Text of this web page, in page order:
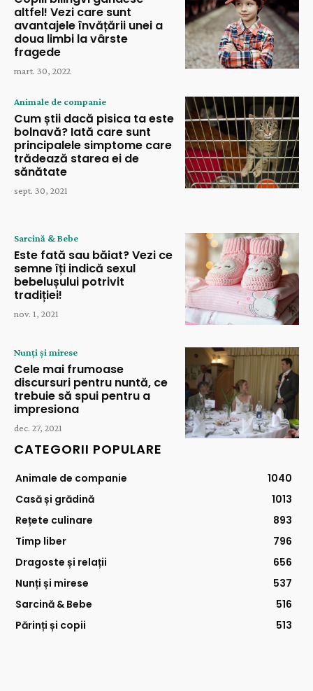
altfel! Vezi care sunt
avantajele învățării unei a
doua limbi la vârste
fragede
mart. 30, 2022
Animale de companie
Cum știi dacă pisica ta este
bolnavă? Iată care sunt
principalele simptome care
trădează starea ei de
sănătate
sept. 30, 2021
Sarcină & Bebe
Este fată sau băiat? Vezi ce
semne îți indică sexul
bebelușului potrivit
tradiției!
nov. 1, 2021
Nunți și mirese
Cele mai frumoase
discursuri pentru nuntă, ce
trebuie să spui pentru a
impresiona
dec. 27, 2021
CATEGORII POPULARE
Animale de companie
1040
Casă și grădină
1013
Rețete culinare
893
Timp liber
796
Dragoste și relații
656
Nunți și mirese
537
Sarcină & Bebe
516
Părinți și copii
513